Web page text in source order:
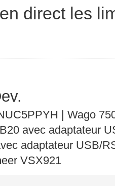
direct les
| Wago
avec adaptateur
adaptateur USB/
VSX921